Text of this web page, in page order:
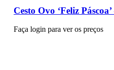
Cesto Ovo ‘Feliz
Faça login para ver os preços